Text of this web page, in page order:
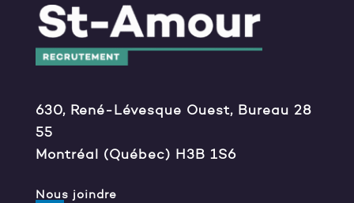
630, René-Lévesque Ouest, Bureau 28
55
Montréal (Québec) H3B 1S6
Nous joindre